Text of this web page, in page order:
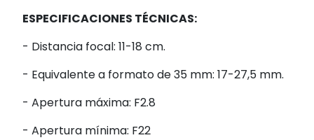
ESPECIFICACIONES TÉCNICAS:
- Distancia focal: 11-18 cm.
- Equivalente a formato de 35 mm: 17-27,5 mm.
- Apertura máxima: F2.8
- Apertura mínima: F22